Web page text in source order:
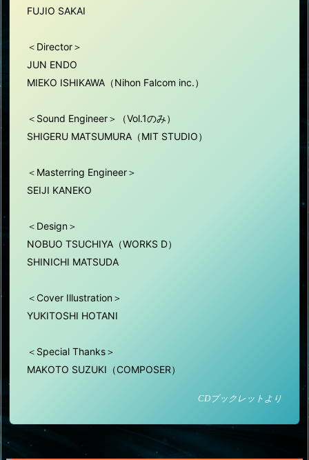
FUJIO SAKAI
＜Director＞
JUN ENDO
MIEKO ISHIKAWA（Nihon Falcom inc.）
＜Sound Engineer＞（Vol.1のみ）
SHIGERU MATSUMURA（MIT STUDIO）
＜Masterring Engineer＞
SEIJI KANEKO
＜Design＞
NOBUO TSUCHIYA（WORKS D）
SHINICHI MATSUDA
＜Cover Illustration＞
YUKITOSHI HOTANI
＜Special Thanks＞
MAKOTO SUZUKI（COMPOSER）
CDブックレットより